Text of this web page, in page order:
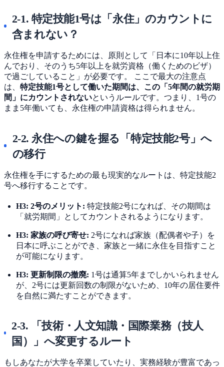
2-1. 特定技能1号は「永住」のカウントに
含まれない？
永住権を申請するためには、原則として「日本に10年以上住
んでおり、そのうち5年以上を就労資格（働くためのビザ）
で過ごしていること」が必要です。 ここで最大の注意点
は、 特定技能1号として働いた期間は、この「5年間の就労期
間」にカウントされないというルールです。つまり、1号の
まま5年働いても、永住権の申請資格は得られません。
2-2. 永住への鍵を握る「特定技能2号」へ
の移行
永住権を手にするための最も現実的なルートは、特定技能2
号へ移行することです。
H3: 2号のメリット: 特定技能2号になれば、その期間は
「就労期間」としてカウントされるようになります。
H3: 家族の呼び寄せ: 2号になれば家族（配偶者や子）を
日本に呼ぶことができ、家族と一緒に永住を目指すこと
が可能になります。
H3: 更新制限の撤廃: 1号は通算5年までしかいられません
が、2号には更新回数の制限がないため、10年の居住要件
を自然に満たすことができます。
2-3. 「技術・人文知識・国際業務（技人
国）」へ変更するルート
もしあなたが大学を卒業していたり、実務経験が豊富であっ